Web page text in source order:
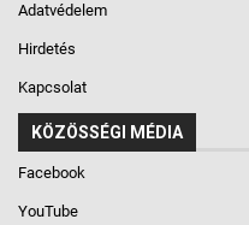
Adatvédelem
Hirdetés
Kapcsolat
KÖZÖSSÉGI MÉDIA
Facebook
YouTube